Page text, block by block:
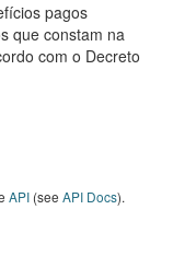
pagos
que constam na
com o Decreto
API (see API Docs).